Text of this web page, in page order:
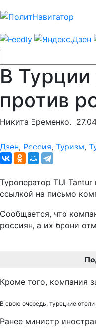
В Турции
против
Никита Еременко.
Дзен, Россия, Туризм,
Туроператор TUI
ссылкой на письмо
Сообщается, что
россиян, а их брони
Кроме того, компания
В свою очередь, турецкие
Ранее министр